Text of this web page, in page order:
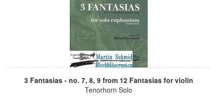
3 Fantasias - no. 7, 8, 9 from 12 Fantasias for violin
Tenorhorn Solo